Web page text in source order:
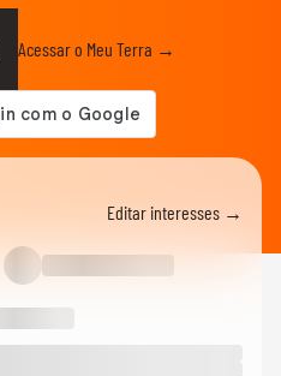
Acessar o Meu Terra →
Editar interesses →